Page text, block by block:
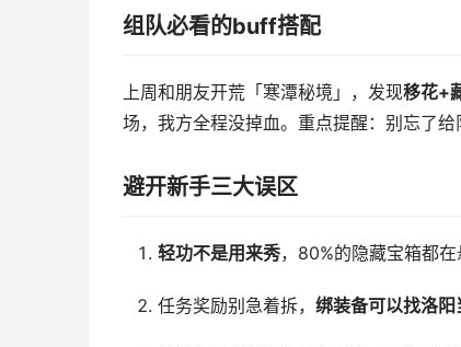
组队必看的buff搭配
上周和朋友开荒「寒潭秘境」，发现移花+
场，我方全程没掉血。重点提醒：别忘了
避开新手三大误区
轻功不是用来秀，80%的隐藏宝箱都
任务奖励别急着拆， 绑装备可以找洛